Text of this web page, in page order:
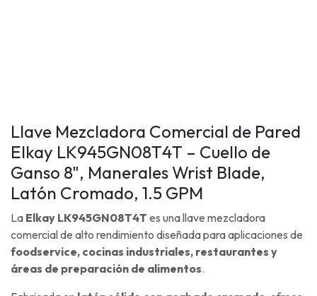
Llave Mezcladora Comercial de Pared
Elkay LK945GN08T4T – Cuello de
Ganso 8", Manerales Wrist Blade,
Latón Cromado, 1.5 GPM
La Elkay LK945GN08T4T es una llave mezcladora
comercial de alto rendimiento diseñada para aplicaciones de
foodservice, cocinas industriales, restaurantes y
áreas de preparación de alimentos.